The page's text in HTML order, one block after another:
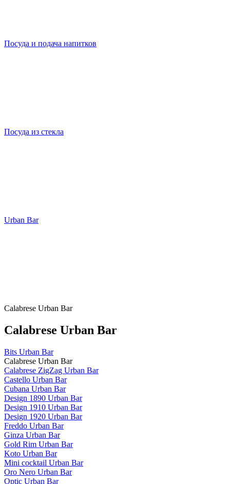
Посуда и подача напитков
Посуда из стекла
Urban Bar
Calabrese Urban Bar
Calabrese Urban Bar
Bits Urban Bar
Calabrese Urban Bar
Calabrese ZigZag Urban Bar
Castello Urban Bar
Cubana Urban Bar
Design 1890 Urban Bar
Design 1910 Urban Bar
Design 1920 Urban Bar
Freddo Urban Bar
Ginza Urban Bar
Gold Rim Urban Bar
Koto Urban Bar
Mini cocktail Urban Bar
Oro Nero Urban Bar
Optic Urban Bar